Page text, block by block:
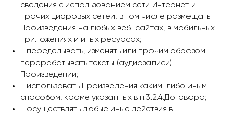
сведения с использованием сети Интернет и
прочих цифровых сетей, в том числе размещать
Произведения на любых веб-сайтах, в мобильных
приложениях и иных ресурсах;
- переделывать, изменять или прочим образом
перерабатывать тексты (аудиозаписи)
Произведений;
- использовать Произведения каким-либо иным
способом, кроме указанных в п.3.2.4.Договора;
- осуществлять любые иные действия в